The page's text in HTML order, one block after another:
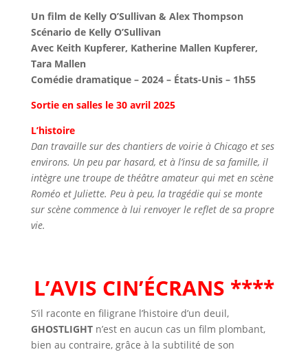
Un film de Kelly O’Sullivan & Alex Thompson
Scénario de Kelly O’Sullivan
Avec Keith Kupferer, Katherine Mallen Kupferer,
Tara Mallen
Comédie dramatique – 2024 – États-Unis – 1h55
Sortie en salles le 30 avril 2025
L’histoire
Dan travaille sur des chantiers de voirie à Chicago et ses
environs. Un peu par hasard, et à l’insu de sa famille, il
intègre une troupe de théâtre amateur qui met en scène
Roméo et Juliette. Peu à peu, la tragédie qui se monte
sur scène commence à lui renvoyer le reflet de sa propre
vie.
L’AVIS CIN’ÉCRANS ****
S’il raconte en filigrane l’histoire d’un deuil,
GHOSTLIGHTn’est en aucun cas un film plombant,
bien au contraire, grâce à la subtilité de son